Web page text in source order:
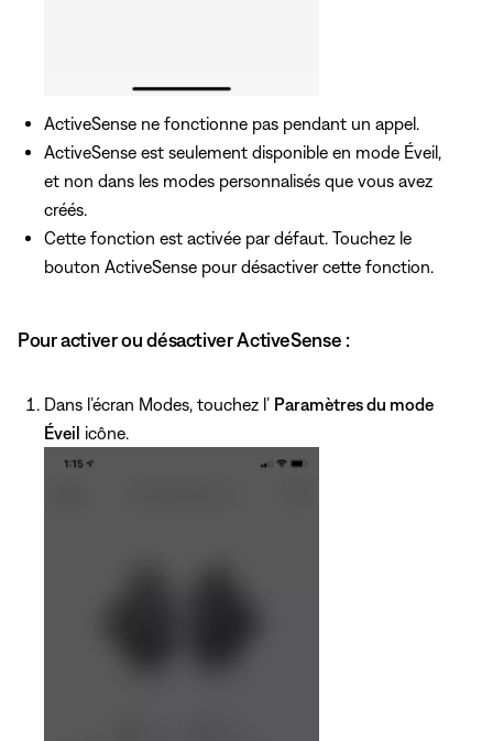
ActiveSense ne fonctionne pas pendant un appel.
ActiveSense est seulement disponible en mode Éveil,
et non dans les modes personnalisés que vous avez
créés.
Cette fonction est activée par défaut. Touchez le
bouton ActiveSense pour désactiver cette fonction.
Pour activer ou désactiver ActiveSense :
Dans l’écran Modes, touchez l’ Paramètres du mode
Éveil icône.